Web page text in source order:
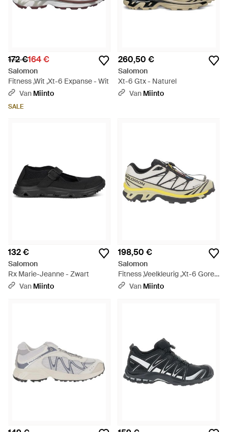
172 €164 €
Salomon
Fitness ,Wit ,Xt-6 Expanse - Wit
Van Miinto
SALE
260,50 €
Salomon
Xt-6 Gtx - Naturel
Van Miinto
132 €
Salomon
Rx Marie-Jeanne - Zwart
Van Miinto
198,50 €
Salomon
Fitness ,Veelkleurig ,Xt-6 Gore-
Tex Sneakers - Bruin
Van Miinto